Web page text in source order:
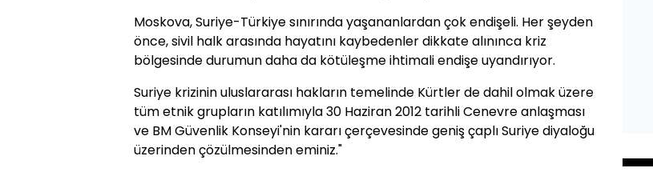
Moskova, Suriye-Türkiye sınırında yaşananlardan çok endişeli. Her şeyden
önce, sivil halk arasında hayatını kaybedenler dikkate alınınca kriz
bölgesinde durumun daha da kötüleşme ihtimali endişe uyandırıyor.
Suriye krizinin uluslararası hakların temelinde Kürtler de dahil olmak üzere
tüm etnik grupların katılımıyla 30 Haziran 2012 tarihli Cenevre anlaşması
ve BM Güvenlik Konseyi'nin kararı çerçevesinde geniş çaplı Suriye diyaloğu
üzerinden çözülmesinden eminiz."